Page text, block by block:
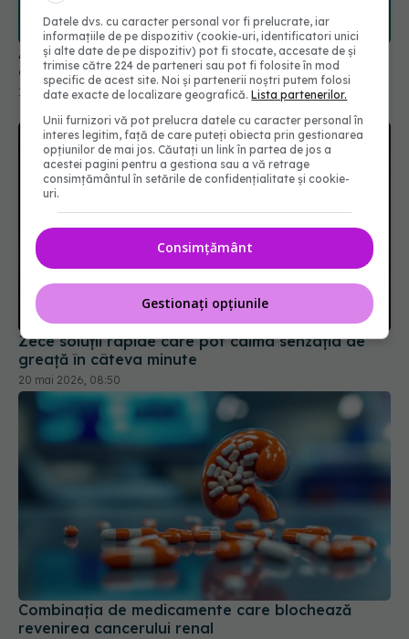
Anumite analgezice după operație pot prelungi
durerea, arată un studiu nou
19 ian 2026, 11:10
Zece soluții rapide care pot calma senzația de
greață în câteva minute
20 mai 2026, 08:50
Combinația de medicamente care blochează
revenirea cancerului renal
Datele dvs. cu caracter personal vor fi prelucrate, iar
informațiile de pe dispozitiv (cookie-uri, identificatori unici
și alte date de pe dispozitiv) pot fi stocate, accesate de și
trimise către 224 de parteneri sau pot fi folosite în mod
specific de acest site. Noi și partenerii noștri putem folosi
date exacte de localizare geografică.Lista partenerilor.
Unii furnizori vă pot prelucra datele cu caracter personal în
interes legitim, față de care puteți obiecta prin gestionarea
opțiunilor de mai jos. Căutați un link în partea de jos a
acestei pagini pentru a gestiona sau a vă retrage
consimțământul în setările de confidențialitate și cookie-
uri.
Consimțământ
Gestionați opțiunile